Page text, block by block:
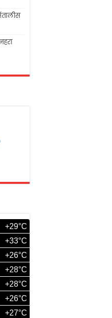
+29°C
+33°C
+26°C
+28°C
+28°C
+26°C
+27°C